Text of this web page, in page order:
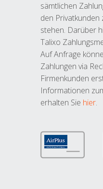
sämtlichen
den Privatkunden
stehen. Darüber
Talixo
Auf Anfrage
Zahlungen via
Firmenkunden
Informationen
erhalten Sie hier.